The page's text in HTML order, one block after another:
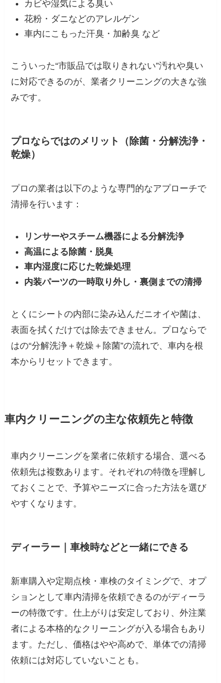
カビや湿気による臭い
花粉・ダニなどのアレルゲン
車内にこもった汗臭・加齢臭 など
こういった“市販品では取りきれない”汚れや臭い
に対応できるのが、業者クリーニングの大きな強
みです。
プロならではのメリット（除菌・分解洗浄・
乾燥）
プロの業者は以下のような専門的なアプローチで
清掃を行います：
リンサーやスチーム機器による分解洗浄
高温による除菌・脱臭
車内湿度に応じた乾燥処理
内装パーツの一時取り外し・裏側までの清掃
とくにシートの内部に染み込んだニオイや菌は、
表面を拭くだけでは除去できません。プロならで
はの“分解洗浄＋乾燥＋除菌”の流れで、車内を根
本からリセットできます。
車内クリーニングの主な依頼先と特徴
車内クリーニングを業者に依頼する場合、選べる
依頼先は複数あります。それぞれの特徴を理解し
ておくことで、予算やニーズに合った方法を選び
やすくなります。
ディーラー｜車検時などと一緒にできる
新車購入や定期点検・車検のタイミングで、オプ
ションとして車内清掃を依頼できるのがディーラ
ーの特徴です。仕上がりは安定しており、外注業
者による本格的なクリーニングが入る場合もあり
ます。ただし、価格はやや高めで、単体での清掃
依頼には対応していないことも。